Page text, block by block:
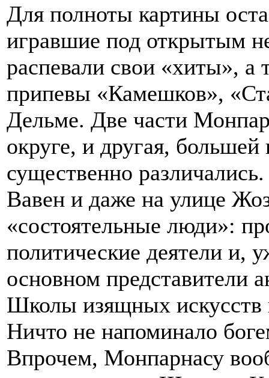
Для полноты картины
игравшие под открытым
распевали свои «хиты», а
припевы «Камешков»,
Дельме. Две части
округе, и другая,
существенно
Вавен и даже на улице
«состоятельные люди»:
политические деятели и,
основном представители
Школы изящных
Ничто не напоминало
Впрочем, Монпарнасу